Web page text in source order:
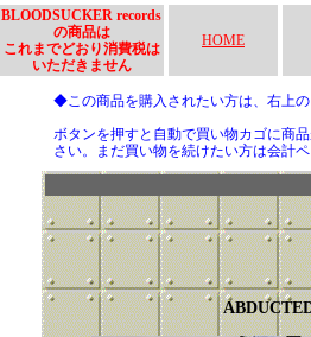
BLOODSUCKER records
の商品は
これまでどおり消費税は
いただきません
HOME
◆この商品を購入されたい方は、右上
ボタンを押すと自動で買い物カゴに商
さい。まだ買い物を続けたい方は会計